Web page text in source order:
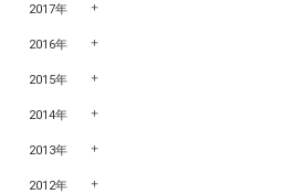
2017年
2016年
2015年
2014年
2013年
2012年